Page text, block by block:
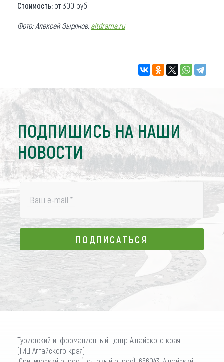
Стоимость: от 300 руб.
Фото: Алексей Зырянов, altdrama.ru
ПОДПИШИСЬ НА НАШИ
НОВОСТИ
Ваш e-mail *
ПОДПИСАТЬСЯ
ПОДПИСАТЬСЯ
Туристский информационный центр Алтайского края
(ТИЦ Алтайского края)